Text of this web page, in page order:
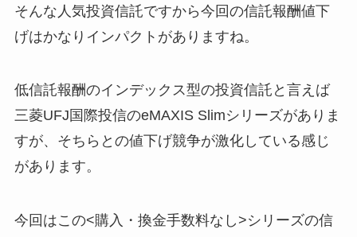
そんな人気投資信託ですから今回の信託報酬値下
げはかなりインパクトがありますね。
低信託報酬のインデックス型の投資信託と言えば
三菱UFJ国際投信のeMAXIS Slimシリーズがありま
すが、そちらとの値下げ競争が激化している感じ
があります。
今回はこの<購入・換金手数料なし>シリーズの信